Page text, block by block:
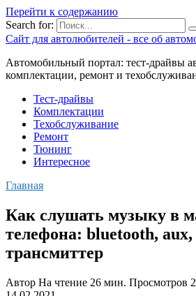
Перейти к содержанию
Search for:
Сайт для автолюбителей - все об
Автомобильный портал: тест-драйвы
комплектации, ремонт и
Тест-драйвы
Комплектации
Техобслуживание
Ремонт
Тюнинг
Интересное
Главная
Как слушать музыку в
телефона: bluetooth, aux,
трансмиттер
Автор На чтение 26 мин. Просмотров